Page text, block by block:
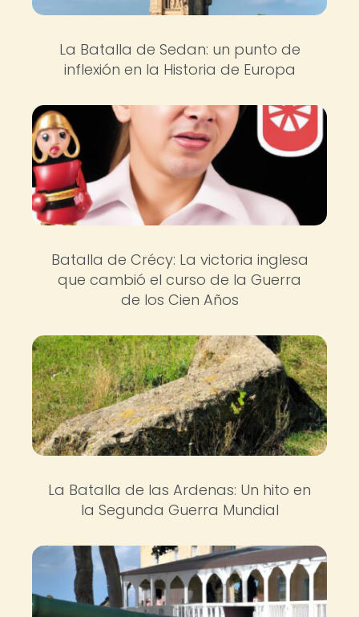
La Batalla de Sedan: un punto de
inflexión en la Historia de Europa
Batalla de Crécy: La victoria inglesa
que cambió el curso de la Guerra
de los Cien Años
La Batalla de las Ardenas: Un hito en
la Segunda Guerra Mundial